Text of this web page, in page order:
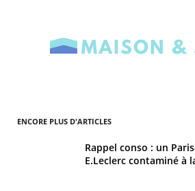
ENCORE PLUS D'ARTICLES
Rappel conso : un
E.Leclerc contaminé à